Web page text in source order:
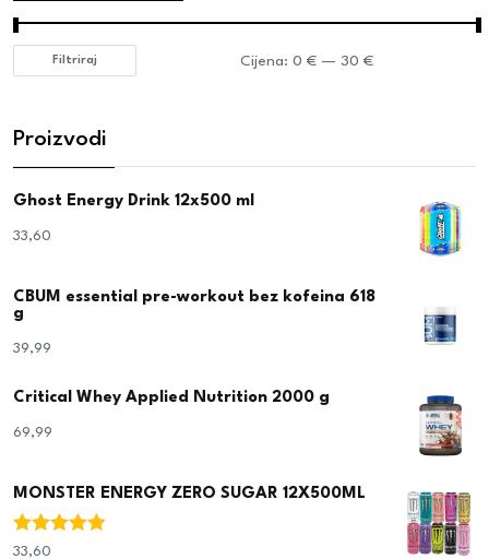
Filtriraj Cijena: 0 €— 30 €
Proizvodi
Ghost Energy Drink 12x500 ml
33,60
CBUM essential pre-workout bez kofeina 618
g
39,99
Critical Whey Applied Nutrition 2000 g
69,99
MONSTER ENERGY ZERO SUGAR 12X500ML
Ocjenjeno
33,60